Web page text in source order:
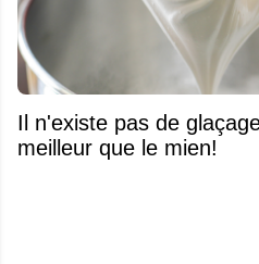
Il n'existe pas de
meilleur que le mien!